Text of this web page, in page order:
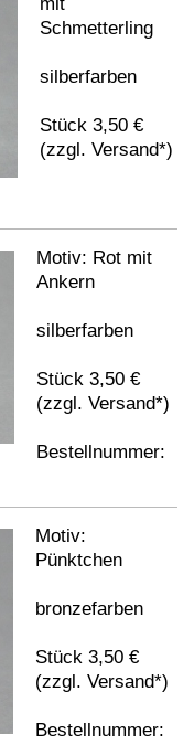
Schmetterling
silberfarben
Stück 3,50 €
(zzgl. Versand*)
Motiv: Rot mit
Ankern
silberfarben
Stück 3,50 €
(zzgl. Versand*)
Bestellnummer:
Motiv:
Pünktchen
bronzefarben
Stück 3,50 €
(zzgl. Versand*)
Bestellnummer: